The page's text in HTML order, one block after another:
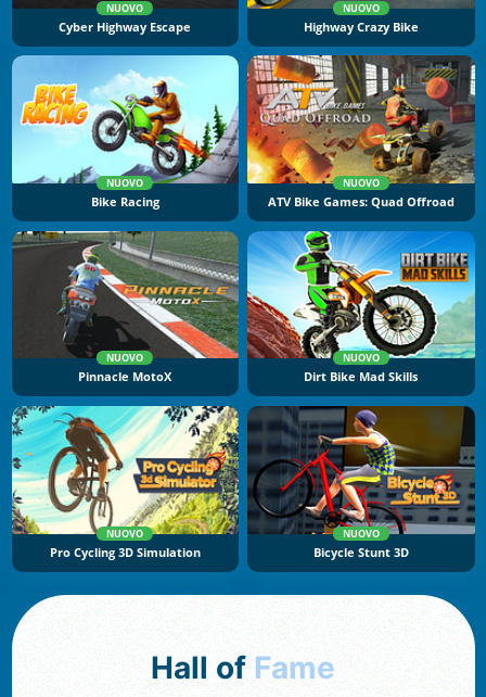
NUOVO
Cyber Highway Escape
NUOVO
Highway Crazy Bike
NUOVO
Bike Racing
NUOVO
ATV Bike Games: Quad Offroad
NUOVO
Pinnacle MotoX
NUOVO
Dirt Bike Mad Skills
NUOVO
Pro Cycling 3D Simulation
NUOVO
Bicycle Stunt 3D
Hall of Fame